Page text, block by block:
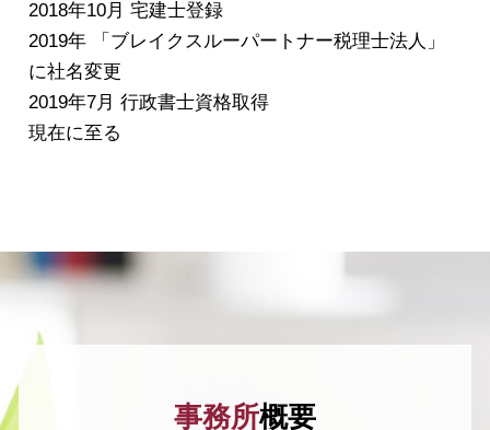
2018年10月 宅建士登録
2019年 「ブレイクスルーパートナー税理士法人」
に社名変更
2019年7月 行政書士資格取得
現在に至る
事務所概要